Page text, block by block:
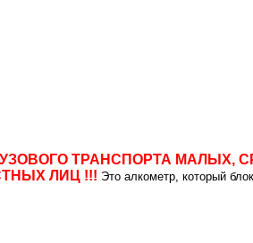
ТРАНСПОРТА МАЛЫХ,
ЛИЦ !!! Это алкометр, который